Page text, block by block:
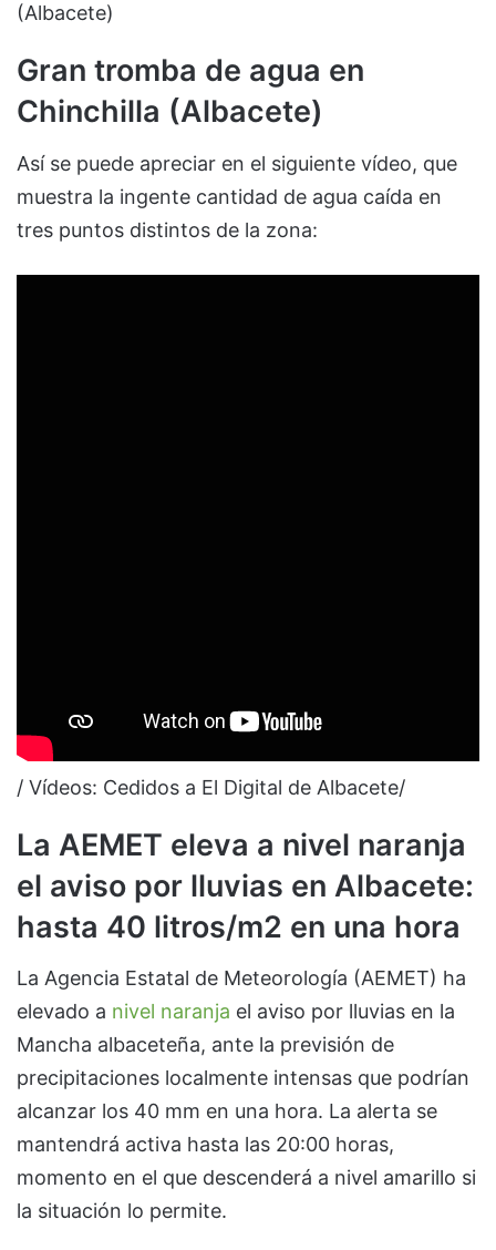
(Albacete)
Gran tromba de agua en
Chinchilla (Albacete)
Así se puede apreciar en el siguiente vídeo, que
muestra la ingente cantidad de agua caída en
tres puntos distintos de la zona:
/ Vídeos: Cedidos a El Digital de Albacete/
La AEMET eleva a nivel naranja
el aviso por lluvias en Albacete:
hasta 40 litros/m2 en una hora
La Agencia Estatal de Meteorología (AEMET) ha
elevado a nivel naranja el aviso por lluvias en la
Mancha albaceteña, ante la previsión de
precipitaciones localmente intensas que podrían
alcanzar los 40 mm en una hora. La alerta se
mantendrá activa hasta las 20:00 horas,
momento en el que descenderá a nivel amarillo si
la situación lo permite.